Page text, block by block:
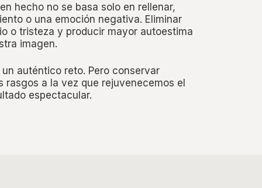
hecho no se basa solo en rellenar,
o una emoción negativa. Eliminar
o tristeza y producir mayor autoestima
imagen.
auténtico reto. Pero conservar
rasgos a la vez que rejuvenecemos el
espectacular.